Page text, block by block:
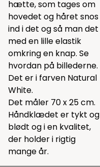
hætte, som tages om
hovedet og håret snos
ind i det og så man det
med en lille elastik
omkring en knap. Se
hvordan på billederne.
Det er i farven Natural
White.
Det måler 70 x 25 cm.
Håndklædet er tykt og
blødt og i en kvalitet,
der holder i rigtig
mange år.